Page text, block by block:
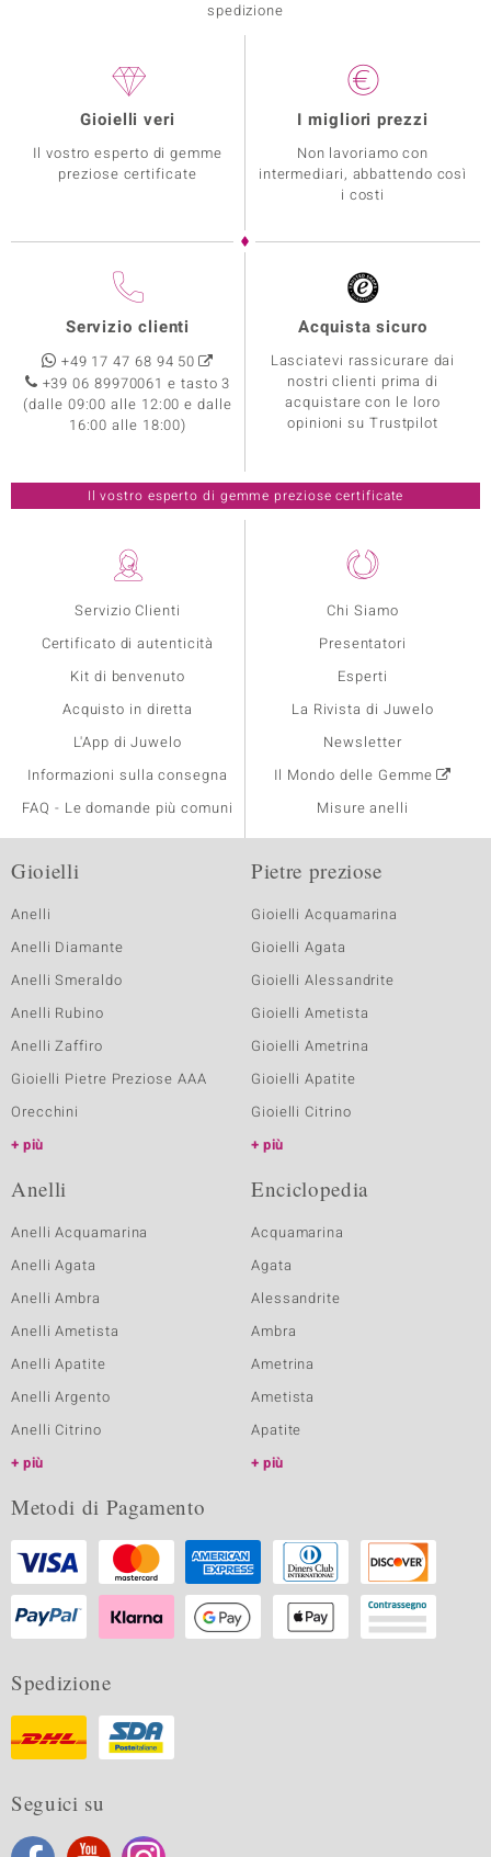
spedizione
Servizio Clienti
Certificato di autenticità
Kit di benvenuto
Acquisto in diretta
L'App di Juwelo
Informazioni sulla consegna
FAQ - Le domande più comuni
Chi Siamo
Presentatori
Esperti
La Rivista di Juwelo
Newsletter
Il Mondo delle Gemme
Misure anelli
Gioielli veri
Il vostro esperto di gemme
preziose certificate
I migliori prezzi
Non lavoriamo con
intermediari, abbattendo così
i costi
Servizio clienti
+49 17 47 68 94 50
+39 06 89970061 e tasto 3
(dalle 09:00 alle 12:00 e dalle
16:00 alle 18:00)
Acquista sicuro
Lasciatevi rassicurare dai
nostri clienti prima di
acquistare con le loro
opinioni su Trustpilot
Il vostro esperto di gemme preziose certificate
Gioielli
Anelli
Anelli Diamante
Anelli Smeraldo
Anelli Rubino
Anelli Zaffiro
Gioielli Pietre Preziose AAA
Orecchini
più
Pietre preziose
Gioielli Acquamarina
Gioielli Agata
Gioielli Alessandrite
Gioielli Ametista
Gioielli Ametrina
Gioielli Apatite
Gioielli Citrino
più
Anelli
Anelli Acquamarina
Anelli Agata
Anelli Ambra
Anelli Ametista
Anelli Apatite
Anelli Argento
Anelli Citrino
più
Enciclopedia
Acquamarina
Agata
Alessandrite
Ambra
Ametrina
Ametista
Apatite
più
Metodi di Pagamento
Spedizione
Seguici su